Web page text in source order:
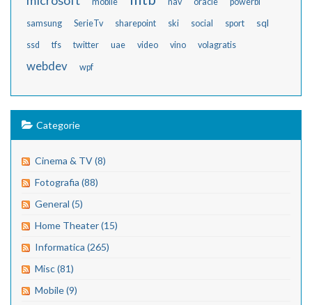
samsung SerieTv sharepoint ski social sport sql
ssd tfs twitter uae video vino volagratis
webdev wpf
Categorie
Cinema & TV (8)
Fotografia (88)
General (5)
Home Theater (15)
Informatica (265)
Misc (81)
Mobile (9)